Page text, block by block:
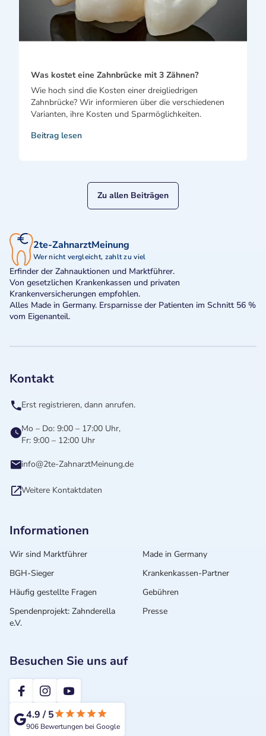
Was kostet eine Zahnbrücke mit 3 Zähnen?
Wie hoch sind die Kosten einer dreigliedrigen
Zahnbrücke? Wir informieren über die verschiedenen
Varianten, ihre Kosten und Sparmöglichkeiten.
Beitrag lesen
Zu allen Beiträgen
2te-ZahnarztMeinung
Wer nicht vergleicht, zahlt zu viel
Erfinder der Zahnauktionen und Marktführer.
Von gesetzlichen Krankenkassen und privaten
Krankenversicherungen empfohlen.
Alles Made in Germany. Ersparnisse der Patienten im Schnitt 56 %
vom Eigenanteil.
Kontakt
Erst registrieren, dann anrufen.
Mo – Do: 9:00 – 17:00 Uhr,
Fr: 9:00 – 12:00 Uhr
info@2te-ZahnarztMeinung.de
Weitere Kontaktdaten
Informationen
Wir sind Marktführer
Made in Germany
BGH-Sieger
Krankenkassen-Partner
Häufig gestellte Fragen
Gebühren
Spendenprojekt: Zahnderella
e.V.
Presse
Besuchen Sie uns auf
2te-ZahnarztMeinung
4.9/5
906 Bewertungen bei Google